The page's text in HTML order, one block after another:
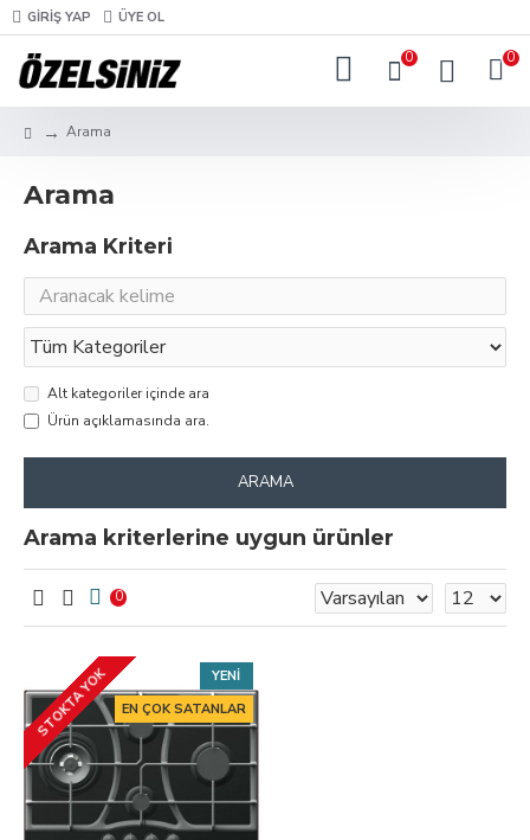
GIRIŞ YAP ÜYE OL
0 0
Arama
Arama
Arama Kriteri
Alt kategoriler içinde ara
Ürün açıklamasında ara.
ARAMA
Arama kriterlerine uygun ürünler
0
YENI
EN ÇOK SATANLAR
STOKTA YOK